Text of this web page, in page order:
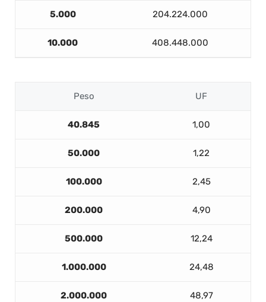
5.000 204.224.000
10.000 408.448.000
Peso UF
40.845 1,00
50.000 1,22
100.000 2,45
200.000 4,90
500.000 12,24
1.000.000 24,48
2.000.000 48,97